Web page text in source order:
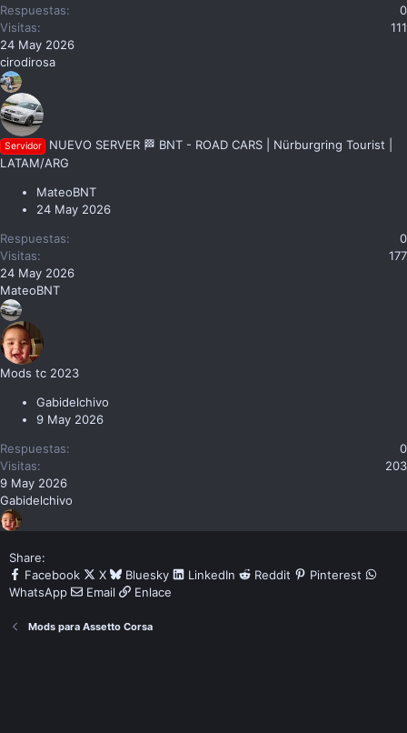
Respuestas
0
Visitas
111
24 May 2026
cirodirosa
Servidor
NUEVO SERVER 🏁 BNT - ROAD CARS | Nürburgring Tourist |
LATAM/ARG
MateoBNT
24 May 2026
Respuestas
0
Visitas
177
24 May 2026
MateoBNT
Mods tc 2023
Gabidelchivo
9 May 2026
Respuestas
0
Visitas
203
9 May 2026
Gabidelchivo
Share:
Facebook
X Bluesky LinkedIn Reddit
Pinterest
WhatsApp
Email Enlace
Mods para Assetto Corsa